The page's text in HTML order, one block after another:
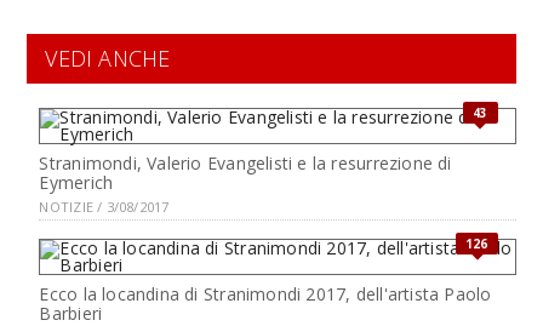
VEDI ANCHE
43
Stranimondi, Valerio Evangelisti e la resurrezione di
Eymerich
NOTIZIE / 3/08/2017
126
Ecco la locandina di Stranimondi 2017, dell'artista Paolo
Barbieri